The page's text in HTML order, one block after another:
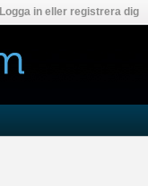
Logga in eller registrera dig